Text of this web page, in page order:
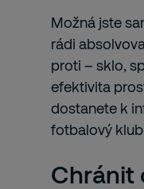
Možná jste
rádi
proti – sklo,
efektivita
dostanete k
fotbalový
Chránit